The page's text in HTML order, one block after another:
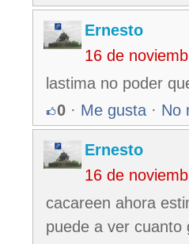
Ernesto
16 de
lastima no poder
0 · Me gusta · No
Ernesto
16 de
cacareen ahora
puede a ver cuanto